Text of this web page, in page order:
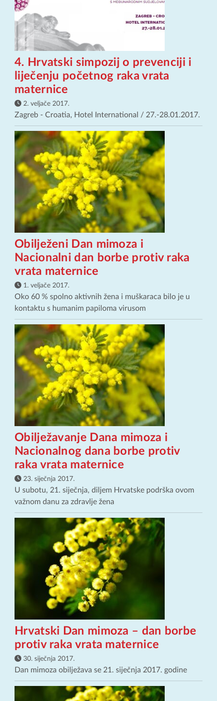
4. Hrvatski simpozij o prevenciji i
liječenju početnog raka vrata
maternice
2. veljače 2017.
Zagreb - Croatia, Hotel International / 27.-28.01.2017.
Obilježeni Dan mimoza i
Nacionalni dan borbe protiv raka
vrata maternice
1. veljače 2017.
Oko 60 % spolno aktivnih žena i muškaraca bilo je u
kontaktu s humanim papiloma virusom
Obilježavanje Dana mimoza i
Nacionalnog dana borbe protiv
raka vrata maternice
23. siječnja 2017.
U subotu, 21. siječnja, diljem Hrvatske podrška ovom
važnom danu za zdravlje žena
Hrvatski Dan mimoza – dan borbe
protiv raka vrata maternice
30. siječnja 2017.
Dan mimoza obilježava se 21. siječnja 2017. godine